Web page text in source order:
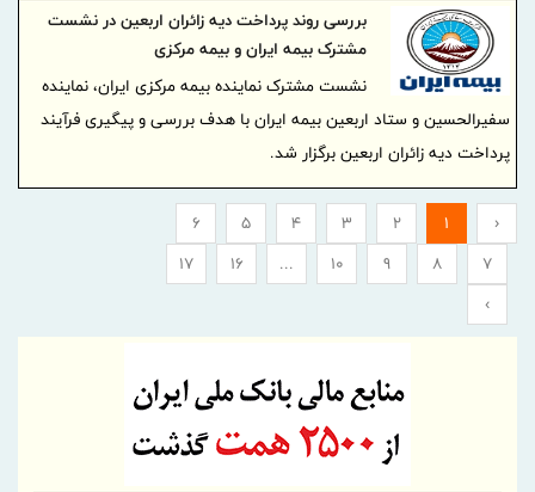
بررسی روند پرداخت دیه زائران اربعین در نشست
مشترک بیمه ایران و بیمه مرکزی
نشست مشترک نماینده بیمه مرکزی ایران، نماینده
سفیرالحسین و ستاد اربعین بیمه ایران با هدف بررسی و پیگیری فرآیند
پرداخت دیه زائران اربعین برگزار شد.
‹
1
2
3
4
5
6
7
8
9
10
...
16
17
›